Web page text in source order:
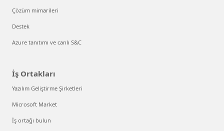
Çözüm mimarileri
Destek
Azure tanıtımı ve canlı S&C
İş Ortakları
Yazılım Geliştirme Şirketleri
Microsoft Market
İş ortağı bulun